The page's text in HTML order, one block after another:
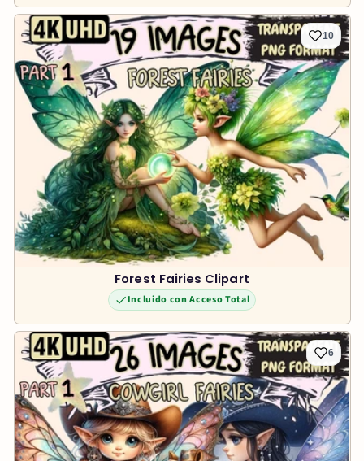
10
Forest Fairies Clipart
Incluido con Acceso Total
6